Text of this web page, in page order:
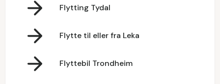
Flytting Tydal
Flytte til eller fra Leka
Flyttebil Trondheim